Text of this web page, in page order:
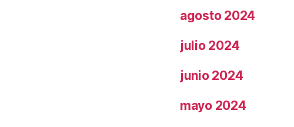
agosto 2024
julio 2024
junio 2024
mayo 2024